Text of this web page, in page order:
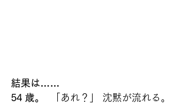
結果は……
54 歳。
  「あれ？」 沈黙が流れる。